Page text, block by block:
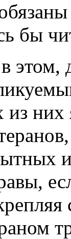
бы
этом,
них